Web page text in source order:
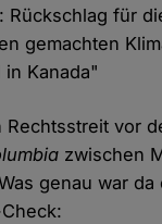
Rückschlag für
gemachten
Kanada"
Rechtsstreit vor
zwischen
genau war